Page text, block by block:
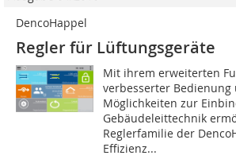
DencoHappel
Regler für Lüftungsgeräte
Mit ihrem erweiterten
verbesserter
Möglichkeiten zur
Gebäudeleittechnik
Reglerfamilie der
Effizienz...